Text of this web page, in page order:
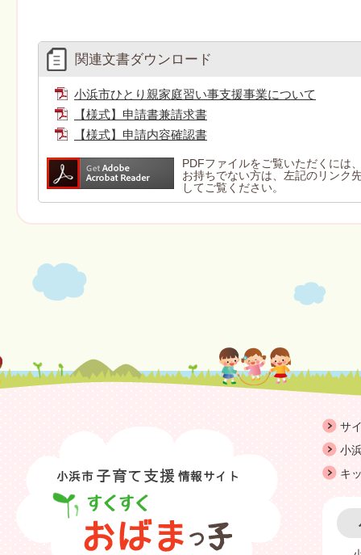
関連文書ダウンロード
小浜市ひとり親家庭習い事支援事業について
【様式】申請書兼請求書
【様式】申請内容確認書
PDFファイルをご覧いただくには
お持ちでない方は、左記のリンク
してご覧ください。
サ
小
キ